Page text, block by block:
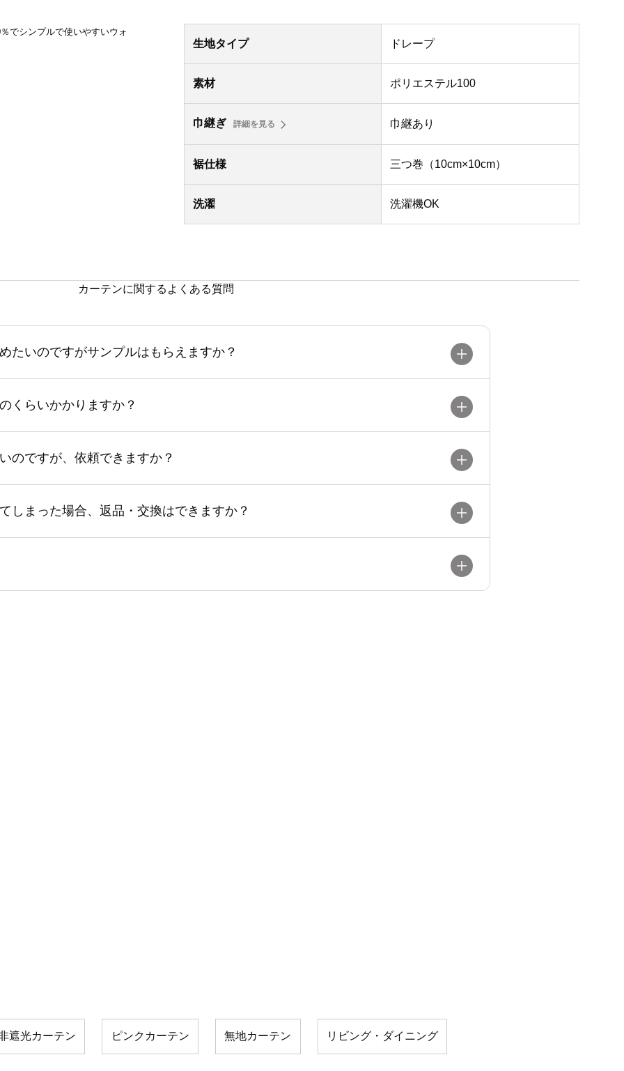
でシンプルで使いやすいウォ
生地タイプ ドレープ
素材 ポリエステル100
巾継ぎ 詳細を見る 巾継あり
裾仕様 三つ巻（10cm×10cm）
洗濯 洗濯機OK
カーテンに関するよくある質問
たいのですがサンプルはもらえますか？
くらいかかりますか？
のですが、依頼できますか？
しまった場合、返品・交換はできますか？
遮光カーテン ピンクカーテン 無地カーテン リビング・ダイニング